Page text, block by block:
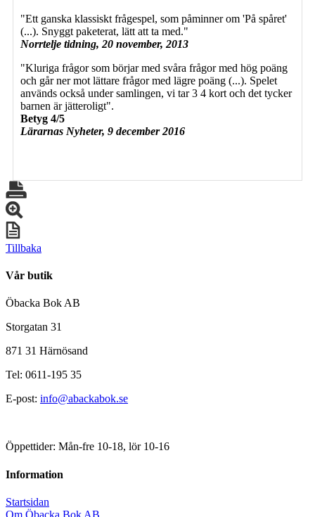
"Ett ganska klassiskt frågespel, som påminner om 'På spåret'
(...). Snyggt paketerat, lätt att ta med."
Norrtelje tidning, 20 november, 2013
"Kluriga frågor som börjar med svåra frågor med hög poäng
och går ner mot lättare frågor med lägre poäng (...). Spelet
används också under samlingen, vi tar 3 4 kort och det tycker
barnen är jätteroligt".
Betyg 4/5
Lärarnas Nyheter, 9 december 2016
Tillbaka
Vår butik
Öbacka Bok AB
Storgatan 31
871 31 Härnösand
Tel: 0611-195 35
E-post: info@abackabok.se
Öppettider: Mån-fre 10-18, lör 10-16
Information
Startsidan
Om Öbacka Bok AB